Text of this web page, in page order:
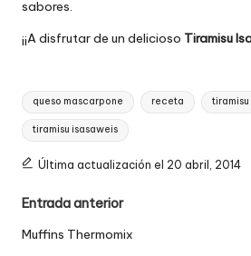
sabores.
¡¡A disfrutar de un delicioso Tiramisu
Etiquetas:
queso mascarpone receta tiramisu
tiramisu isasaweis
Última actualización el 20 abril, 2014
Navegación
de
Entrada anterior
Muffins Thermomix